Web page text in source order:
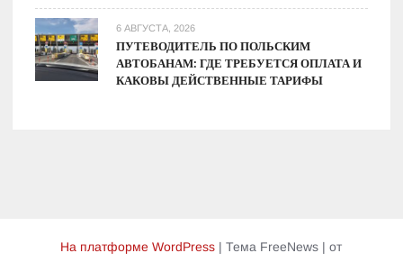
6 АВГУСТА, 2026
ПУТЕВОДИТЕЛЬ ПО ПОЛЬСКИМ
АВТОБАНАМ: ГДЕ ТРЕБУЕТСЯ ОПЛАТА И
КАКОВЫ ДЕЙСТВЕННЫЕ ТАРИФЫ
На платформе WordPress |Тема FreeNews |от